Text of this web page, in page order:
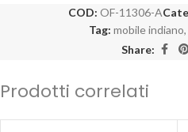
COD: OF-11306-A
Tag: mobile indiano,
Share:
Prodotti correlati